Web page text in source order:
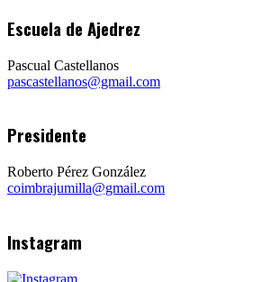
Escuela de Ajedrez
Pascual Castellanos
pascastellanos@gmail.com
Presidente
Roberto Pérez González
coimbrajumilla@gmail.com
Instagram